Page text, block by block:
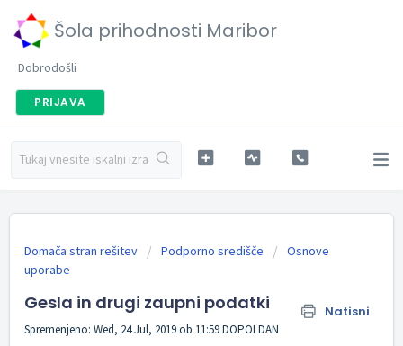
Šola prihodnosti Maribor
Dobrodošli
PRIJAVA
Domača stran rešitev Podporno središče
Osnove
uporabe
Gesla in drugi zaupni podatki Natisni
Spremenjeno: Wed, 24 Jul, 2019 ob 11:59 DOPOLDAN